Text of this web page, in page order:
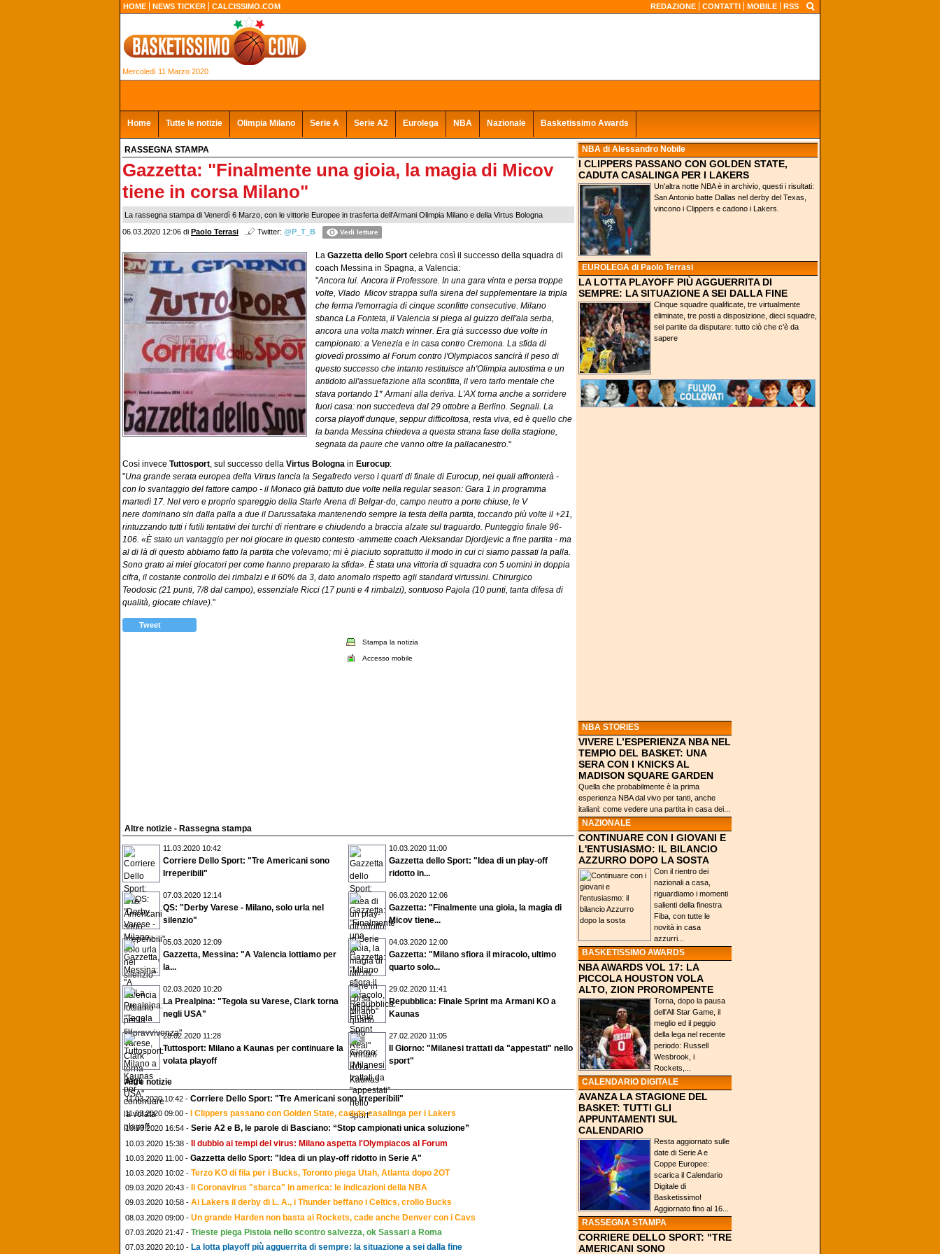
HOME NEWS TICKER CALCISSIMO.COM REDAZIONE CONTATTI MOBILE RSS
Mercoledì 11 Marzo 2020
Home Tutte le notizie Olimpia Milano Serie A Serie A2 Eurolega NBA Nazionale Basketissimo Awards
RASSEGNA STAMPA
Gazzetta: "Finalmente una gioia, la magia di Micov
tiene in corsa Milano"
La rassegna stampa di Venerdì 6 Marzo, con le vittorie Europee in trasferta dell'Armani Olimpia Milano e della Virtus Bologna
06.03.2020 12:06 di Paolo Terrasi Twitter: @P_T_B Vedi letture
La Gazzetta dello Sport celebra così il successo della squadra di
coach Messina in Spagna, a Valencia:
"Ancora lui. Ancora il Professore. In una gara vinta e persa troppe
volte, Vlado Micov strappa sulla sirena del supplementare la tripla
che ferma l'emorragia di cinque sconfitte consecutive. Milano
sbanca La Fonteta, il Valencia si piega al guizzo dell'ala serba,
ancora una volta match winner. Era già successo due volte in
campionato: a Venezia e in casa contro Cremona. La sfida di
giovedì prossimo al Forum contro l'Olympiacos sancirà il peso di
questo successo che intanto restituisce ah'Olimpia autostima e un
antidoto all'assuefazione alla sconfitta, il vero tarlo mentale che
stava portando 1* Armani alla deriva. L'AX torna anche a sorridere
fuori casa: non succedeva dal 29 ottobre a Berlino. Segnali. La
corsa playoff dunque, seppur difficoltosa, resta viva, ed è quello che
la banda Messina chiedeva a questa strana fase della stagione,
segnata da paure che vanno oltre la pallacanestro."
Così invece Tuttosport, sul successo della Virtus Bologna in Eurocup:
"Una grande serata europea della Virtus lancia la Segafredo verso i quarti di finale di Eurocup, nei quali affronterà -
con lo svantaggio del fattore campo - il Monaco già battuto due volte nella regular season: Gara 1 in programma
martedì 17. Nel vero e proprio spareggio della Starle Arena di Belgar-do, campo neutro a porte chiuse, le V
nere dominano sin dalla palla a due il Darussafaka mantenendo sempre la testa della partita, toccando più volte il +21,
rintuzzando tutti i futili tentativi dei turchi di rientrare e chiudendo a braccia alzate sul traguardo. Punteggio finale 96-
106. «È stato un vantaggio per noi giocare in questo contesto -ammette coach Aleksandar Djordjevic a fine partita - ma
al di là di questo abbiamo fatto la partita che volevamo; mi è piaciuto soprattutto il modo in cui ci siamo passati la palla.
Sono grato ai miei giocatori per come hanno preparato la sfida». È stata una vittoria di squadra con 5 uomini in doppia
cifra, il costante controllo dei rimbalzi e il 60% da 3, dato anomalo rispetto agli standard virtussini. Chirurgico
Teodosic (21 punti, 7/8 dal campo), essenziale Ricci (17 punti e 4 rimbalzi), sontuoso Pajola (10 punti, tanta difesa di
qualità, giocate chiave)."
Tweet
Stampa la notizia
Accesso mobile
Altre notizie - Rassegna stampa
11.03.2020 10:42
Corriere Dello Sport: "Tre Americani sono
Irreperibili"
10.03.2020 11:00
Gazzetta dello Sport: "Idea di un play-off
ridotto in...
07.03.2020 12:14
QS: "Derby Varese - Milano, solo urla nel
silenzio"
06.03.2020 12:06
Gazzetta: "Finalmente una gioia, la magia di
Micov tiene...
05.03.2020 12:09
Gazzetta, Messina: "A Valencia lottiamo per
la...
04.03.2020 12:00
Gazzetta: "Milano sfiora il miracolo, ultimo
quarto solo...
02.03.2020 10:20
La Prealpina: "Tegola su Varese, Clark torna
negli USA"
29.02.2020 11:41
Repubblica: Finale Sprint ma Armani KO a
Kaunas
28.02.2020 11:28
Tuttosport: Milano a Kaunas per continuare la
volata playoff
27.02.2020 11:05
Il Giorno: "Milanesi trattati da "appestati" nello
sport"
Altre notizie
11.03.2020 10:42 - Corriere Dello Sport: "Tre Americani sono Irreperibili"
11.03.2020 09:00 - I Clippers passano con Golden State, caduta casalinga per i Lakers
10.03.2020 16:54 - Serie A2 e B, le parole di Basciano: “Stop campionati unica soluzione”
10.03.2020 15:38 - Il dubbio ai tempi del virus: Milano aspetta l'Olympiacos al Forum
10.03.2020 11:00 - Gazzetta dello Sport: "Idea di un play-off ridotto in Serie A"
10.03.2020 10:02 - Terzo KO di fila per i Bucks, Toronto piega Utah, Atlanta dopo 2OT
09.03.2020 20:43 - Il Coronavirus "sbarca" in america: le indicazioni della NBA
09.03.2020 10:58 - Ai Lakers il derby di L. A., i Thunder beffano i Celtics, crollo Bucks
08.03.2020 09:00 - Un grande Harden non basta ai Rockets, cade anche Denver con i Cavs
07.03.2020 21:47 - Trieste piega Pistoia nello scontro salvezza, ok Sassari a Roma
07.03.2020 20:10 - La lotta playoff più agguerrita di sempre: la situazione a sei dalla fine
NBA di Alessandro Nobile
I CLIPPERS PASSANO CON GOLDEN STATE,
CADUTA CASALINGA PER I LAKERS
Un'altra notte NBA è in archivio, questi i risultati:
San Antonio batte Dallas nel derby del Texas,
vincono i Clippers e cadono i Lakers.
EUROLEGA di Paolo Terrasi
LA LOTTA PLAYOFF PIÙ AGGUERRITA DI
SEMPRE: LA SITUAZIONE A SEI DALLA FINE
Cinque squadre qualificate, tre virtualmente
eliminate, tre posti a disposizione, dieci squadre,
sei partite da disputare: tutto ciò che c'è da
sapere
NBA STORIES
VIVERE L’ESPERIENZA NBA NEL
TEMPIO DEL BASKET: UNA
SERA CON I KNICKS AL
MADISON SQUARE GARDEN
Quella che probabilmente è la prima
esperienza NBA dal vivo per tanti, anche
italiani: come vedere una partita in casa dei...
NAZIONALE
CONTINUARE CON I GIOVANI E
L'ENTUSIASMO: IL BILANCIO
AZZURRO DOPO LA SOSTA
Con il rientro dei
nazionali a casa,
riguardiamo i momenti
salienti della finestra
Fiba, con tutte le
novità in casa
azzurri...
BASKETISSIMO AWARDS
NBA AWARDS VOL 17: LA
PICCOLA HOUSTON VOLA
ALTO, ZION PROROMPENTE
Torna, dopo la pausa
dell'All Star Game, il
meglio ed il peggio
della lega nel recente
periodo: Russell
Wesbrook, i
Rockets,...
CALENDARIO DIGITALE
AVANZA LA STAGIONE DEL
BASKET: TUTTI GLI
APPUNTAMENTI SUL
CALENDARIO
Resta aggiornato sulle
date di Serie A e
Coppe Europee:
scarica il Calendario
Digitale di
Basketissimo!
Aggiornato fino al 16...
RASSEGNA STAMPA
CORRIERE DELLO SPORT: "TRE
AMERICANI SONO